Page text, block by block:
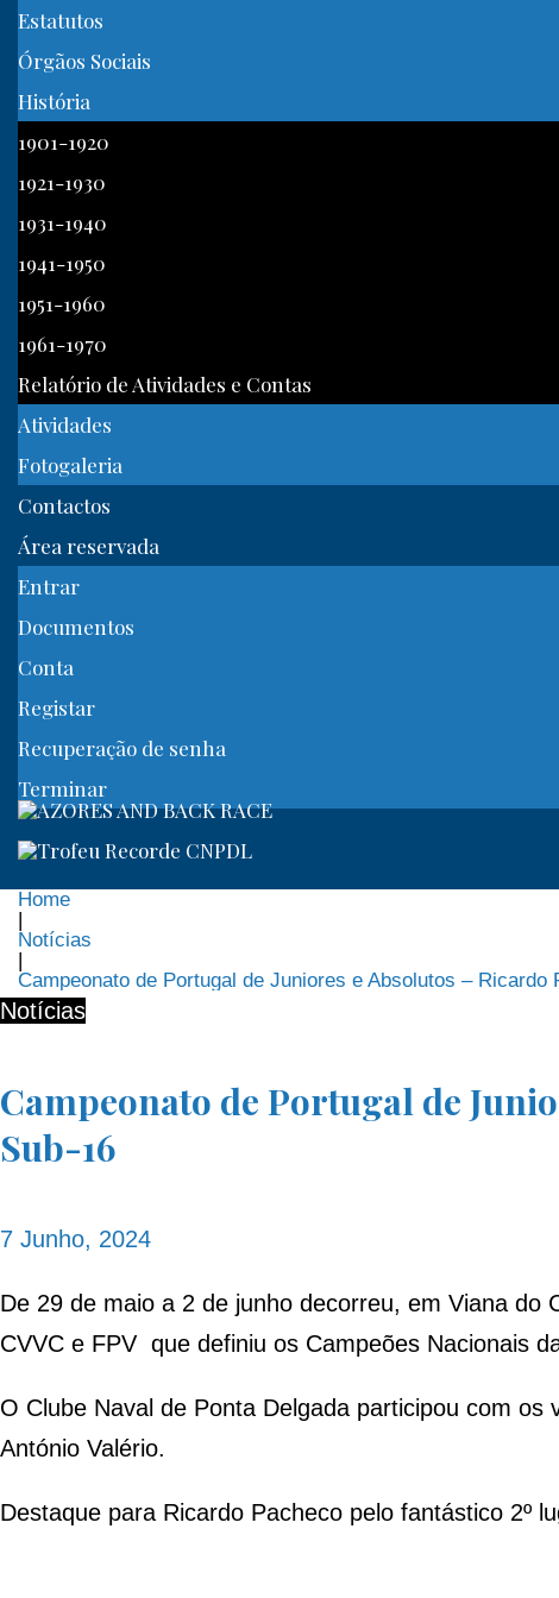
Estatutos
Órgãos Sociais
História
1901-1920
1921-1930
1931-1940
1941-1950
1951-1960
1961-1970
Relatório de Atividades e Contas
Atividades
Fotogaleria
Contactos
Área reservada
Entrar
Documentos
Conta
Registar
Recuperação de senha
Terminar
Home
|
Notícias
|
Campeonato de Portugal de Juniores e Absolutos –
Notícias
Campeonato de Portugal de
Sub-16
7 Junho, 2024
De 29 de maio a 2 de junho decorreu, em Viana do
CVVC e FPV que definiu os Campeões Nacionais
O Clube Naval de Ponta Delgada participou com
António Valério.
Destaque para Ricardo Pacheco pelo fantástico 2º